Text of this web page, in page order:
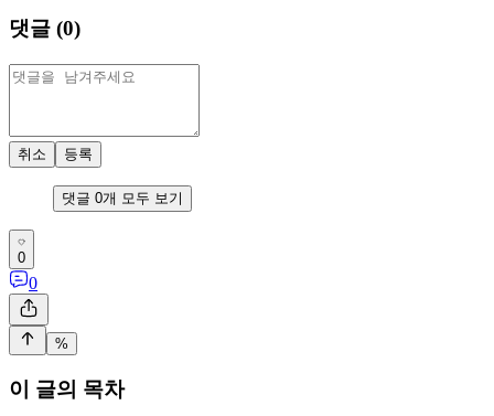
댓글 (0)
취소 등록
댓글 0개 모두 보기
0
0
%
이 글의 목차